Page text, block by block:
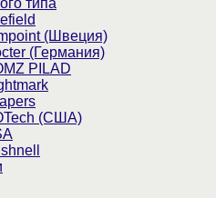
(Швеция)
(Германия)
PILAD
(США)